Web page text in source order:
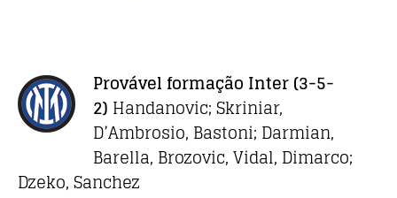
Provável formação Inter(3-5-
2) Handanovic; Skriniar,
D’Ambrosio, Bastoni; Darmian,
Barella, Brozovic, Vidal, Dimarco;
Dzeko, Sanchez